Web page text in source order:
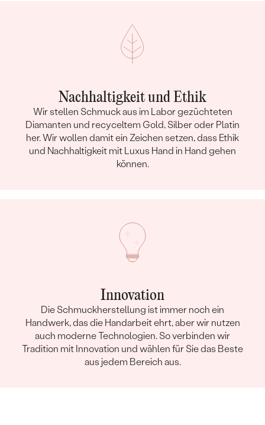
Nachhaltigkeit und Ethik
Wir stellen Schmuck aus im Labor gezüchteten
Diamanten und recyceltem Gold, Silber oder Platin
her. Wir wollen damit ein Zeichen setzen, dass Ethik
und Nachhaltigkeit mit Luxus Hand in Hand gehen
können.
Innovation
Die Schmuckherstellung ist immer noch ein
Handwerk, das die Handarbeit ehrt, aber wir nutzen
auch moderne Technologien. So verbinden wir
Tradition mit Innovation und wählen für Sie das Beste
aus jedem Bereich aus.